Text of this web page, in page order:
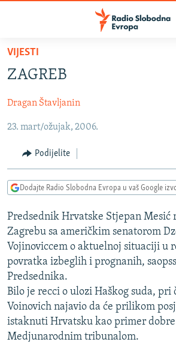
Pređite
glavni
Pređite
na
navigaciju
Pređite
na
pretragu
SRBIJA
KOSOVO
CRNA GORA
VIZUELNO
VIDEO
FOTOGALERIJE
INFOGRAFIKE
PODCASTI
RAT U UKRAJINI
KINA NA BALKANU
RSE PRIČE IZ SVIJETA
ISPRIČAJ MI
DNEVNO@RSE
SPECIJALI RSE
VIJESTI
ZAGREB
Dragan Štavljanin
23. mart/ožujak, 2006.
Podijelite
Dodajte Radio Slobodna Evropa u vaš Google
Predsednik Hrvatske Stjepan Mesić
Zagrebu sa američkim senatorom
Vojinoviccem o aktuelnoj situaciji u
povratka izbeglih i prognanih,
Predsednika.
Bilo je recci o ulozi Haškog suda, pri
Voinovich najavio da će prilikom
istaknuti Hrvatsku kao primer dobre
Medjunarodnim tribunalom.